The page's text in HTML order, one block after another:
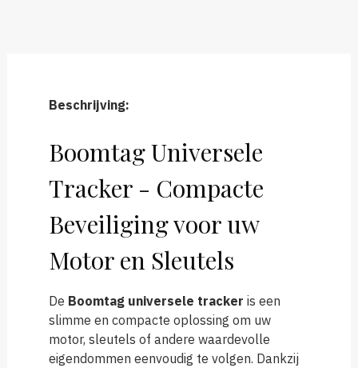
Beschrijving:
Boomtag Universele
Tracker - Compacte
Beveiliging voor uw
Motor en Sleutels
De Boomtag universele tracker is een
slimme en compacte oplossing om uw
motor, sleutels of andere waardevolle
eigendommen eenvoudig te volgen. Dankzij